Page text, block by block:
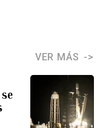
VER MÁS